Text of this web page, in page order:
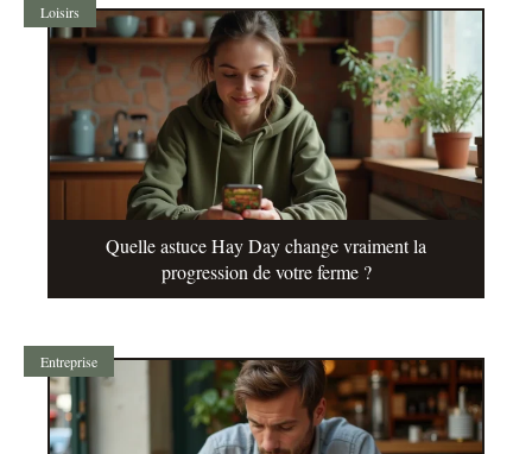
Loisirs
Quelle astuce Hay Day change vraiment la
progression de votre ferme ?
Entreprise